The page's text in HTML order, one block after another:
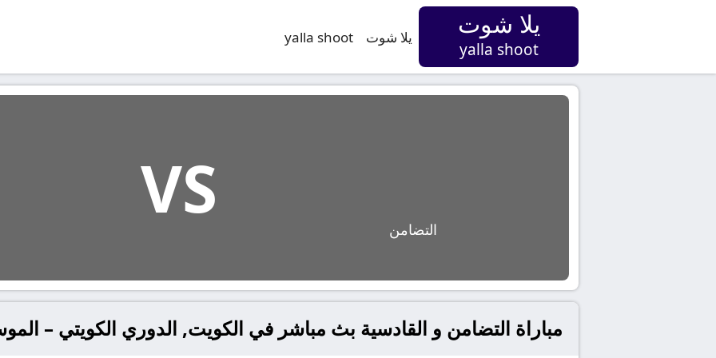
يلا شوت
yalla shoot
يلا شوت yalla shoot
التضامن VS
مباراة التضامن و القادسية بث مباشر في الكويت, الدوري الكويتي –